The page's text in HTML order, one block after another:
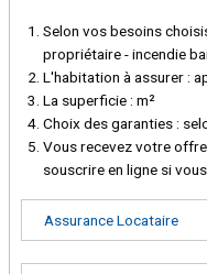
Selon vos besoins
propriétaire - incendie
L'habitation à assurer :
La superficie : m²
Choix des garanties :
Vous recevez votre
souscrire en ligne si
Assurance Locataire